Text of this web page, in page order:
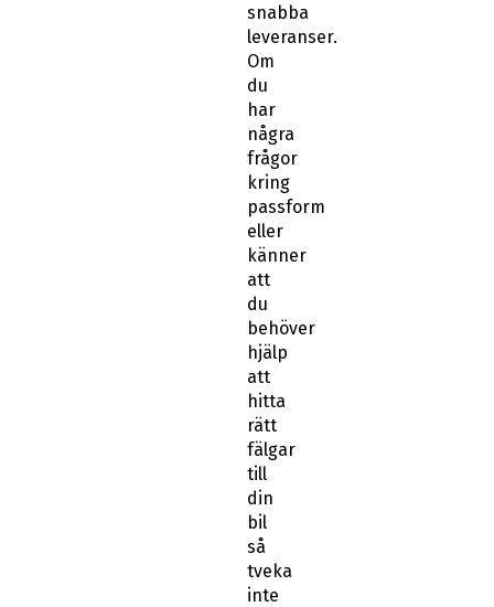
snabba
leveranser.
Om
du
har
några
frågor
kring
passform
eller
känner
att
du
behöver
hjälp
att
hitta
rätt
fälgar
till
din
bil
så
tveka
inte